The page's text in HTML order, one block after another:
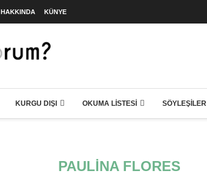
HAKKINDA KÜNYE
KURGU DIŞI OKUMA LISTESI SÖYLEŞILER
PAULINA FLORES